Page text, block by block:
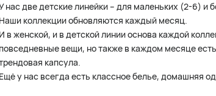
нас две детские линейки – для маленьких (2-6) и
Наши коллекции обновляются каждый месяц.
И в женской, и в детской линии основа каждой
повседневные вещи, но также в каждом месяце
капсула.
Ещё у нас всегда есть классное белье, домашняя